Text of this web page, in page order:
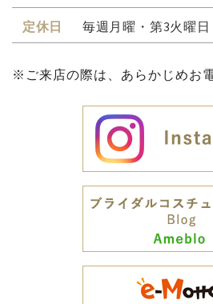
定休日 毎週月曜・第3火曜日
※ご来店の際は、あらかじめお